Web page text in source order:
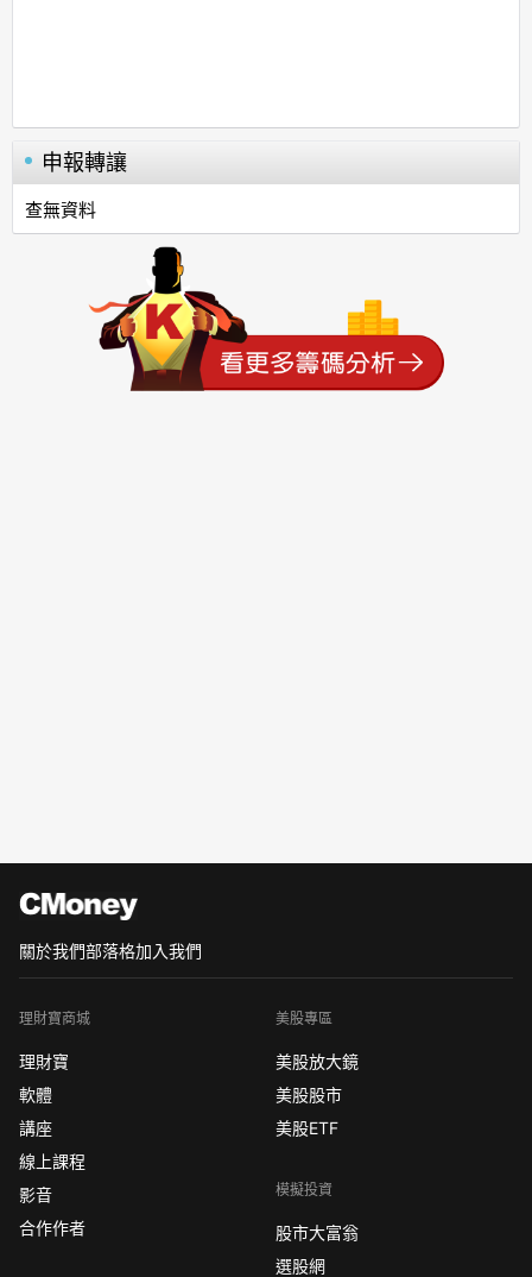
申報轉讓
查無資料
關於我們部落格加入我們
理財寶商城
理財寶
軟體
講座
線上課程
影音
合作作者
美股專區
美股放大鏡
美股股市
美股ETF
模擬投資
股市大富翁
選股網